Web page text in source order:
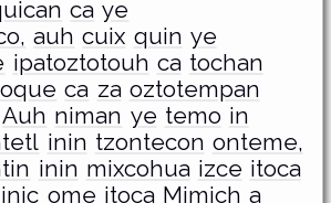
ca ye
auh cuix quin ye
ipatoztotouh ca tochan
ca za oztotempan
Auh niman ye temo in
inin tzontecon onteme,
inin mixcohua izce itoca
inic ome itoca Mimich a